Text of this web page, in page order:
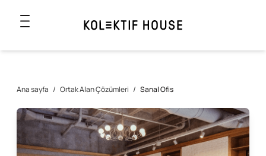
Ana sayfa / Ortak Alan Çözümleri / Sanal Ofis